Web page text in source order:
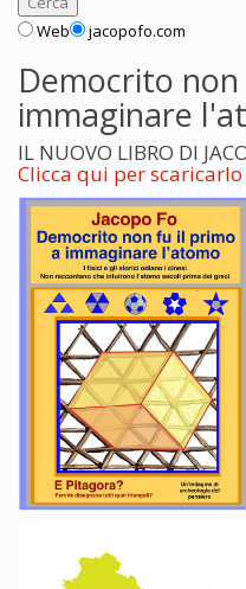
Web jacopofo.com
Democrito
immaginare
IL NUOVO LIBRO DI
Clicca qui per